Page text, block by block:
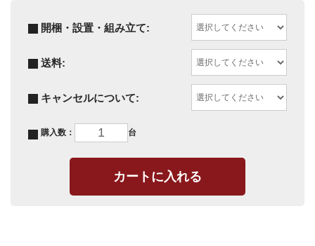
開梱・設置・組み立て:
送料:
キャンセルについて:
購入数： 台